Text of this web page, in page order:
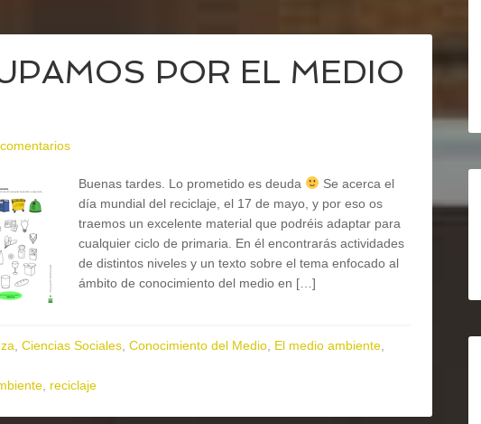
POR EL MEDIO
Buenas tardes. Lo prometido es deuda
Se acerca el
día mundial del reciclaje, el 17 de mayo, y por eso os
traemos un excelente material que podréis adaptar para
cualquier ciclo de primaria. En él encontrarás actividades
de distintos niveles y un texto sobre el tema enfocado al
ámbito de conocimiento del medio en […]
Ciencias Sociales Conocimiento del Medio El medio ambiente
reciclaje